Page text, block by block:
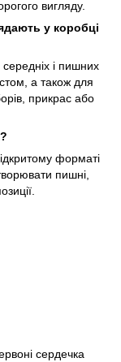
вигляду.
у коробці
і пишних
а також для
прикрас або
форматі
пишні,
сердечка